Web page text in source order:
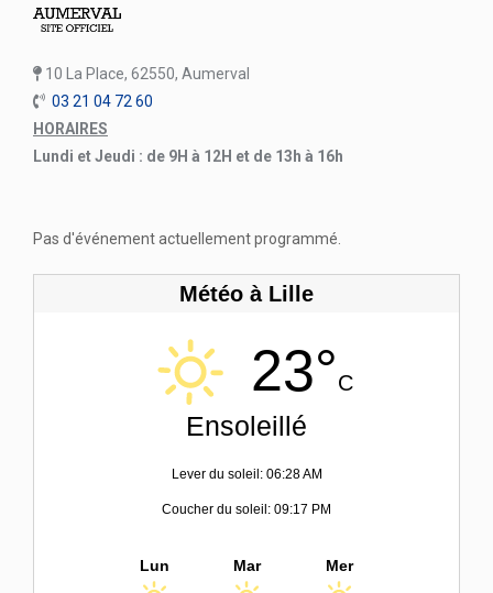
10 La Place, 62550, Aumerval
03 21 04 72 60
HORAIRES
Lundi et Jeudi : de 9H à 12H et de 13h à 16h
Pas d'événement actuellement programmé.
Météo à Lille
23°C
Ensoleillé
Lever du soleil: 06:28 AM
Coucher du soleil: 09:17 PM
Lun Mar Mer